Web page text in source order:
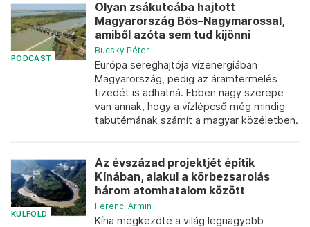
PODCAST
Olyan zsákutcába hajtott
Magyarország Bős–Nagymarossal,
amiből azóta sem tud kijönni
Bucsky Péter
Európa sereghajtója vízenergiában
Magyarország, pedig az áramtermelés
tizedét is adhatná. Ebben nagy szerepe
van annak, hogy a vízlépcső még mindig
tabutémának számít a magyar közéletben.
KÜLFÖLD
Az évszázad projektjét építik
Kínában, alakul a körbezsarolás
három atomhatalom között
Ferenci Ármin
Kína megkezdte a világ legnagyobb